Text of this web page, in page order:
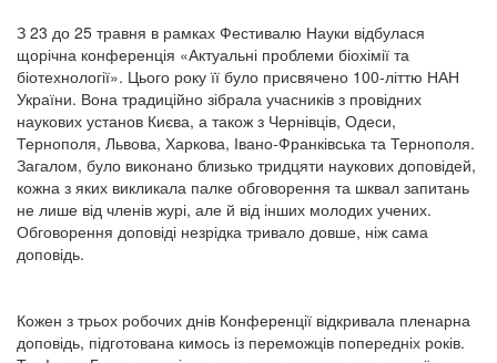
З 23 до 25 травня в рамках Фестивалю Науки відбулася
щорічна конференція «Актуальні проблеми біохімії та
біотехнології». Цього року її було присвячено 100-літтю НАН
України. Вона традиційно зібрала учасників з провідних
наукових установ Києва, а також з Чернівців, Одеси,
Тернополя, Львова, Харкова, Івано-Франківська та Тернополя.
Загалом, було виконано близько тридцяти наукових доповідей,
кожна з яких викликала палке обговорення та шквал запитань
не лише від членів журі, але й від інших молодих учених.
Обговорення доповіді незрідка тривало довше, ніж сама
доповідь.
Кожен з трьох робочих днів Конференції відкривала пленарна
доповідь, підготована кимось із переможців попередніх років.